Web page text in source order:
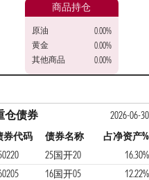
商品持仓
原油
0.00%
黄金
0.00%
其他商品
0.00%
仓债券
2026-06-30
券代码
债券名称
占净资产%
25国开20
16.30%
16国开05
12.22%